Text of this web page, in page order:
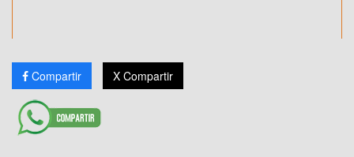
Compartir X Compartir